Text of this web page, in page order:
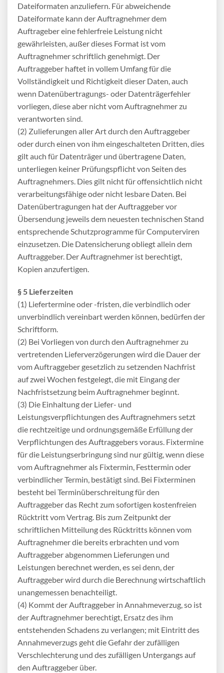
Dateiformaten anzuliefern. Für abweichende
Dateiformate kann der Auftragnehmer dem
Auftrageber eine fehlerfreie Leistung nicht
gewährleisten, außer dieses Format ist vom
Auftragnehmer schriftlich genehmigt. Der
Auftraggeber haftet in vollem Umfang für die
Vollständigkeit und Richtigkeit dieser Daten, auch
wenn Datenübertragungs- oder Datenträgerfehler
vorliegen, diese aber nicht vom Auftragnehmer zu
verantworten sind.
(2) Zulieferungen aller Art durch den Auftraggeber
oder durch einen von ihm eingeschalteten Dritten, dies
gilt auch für Datenträger und übertragene Daten,
unterliegen keiner Prüfungspflicht von Seiten des
Auftragnehmers. Dies gilt nicht für offensichtlich nicht
verarbeitungsfähige oder nicht lesbare Daten. Bei
Datenübertragungen hat der Auftraggeber vor
Übersendung jeweils dem neuesten technischen Stand
entsprechende Schutzprogramme für Computerviren
einzusetzen. Die Datensicherung obliegt allein dem
Auftraggeber. Der Auftragnehmer ist berechtigt,
Kopien anzufertigen.
§ 5 Lieferzeiten
(1) Liefertermine oder -fristen, die verbindlich oder
unverbindlich vereinbart werden können, bedürfen der
Schriftform.
(2) Bei Vorliegen von durch den Auftragnehmer zu
vertretenden Lieferverzögerungen wird die Dauer der
vom Auftraggeber gesetzlich zu setzenden Nachfrist
auf zwei Wochen festgelegt, die mit Eingang der
Nachfristsetzung beim Auftragnehmer beginnt.
(3) Die Einhaltung der Liefer- und
Leistungsverpflichtungen des Auftragnehmers setzt
die rechtzeitige und ordnungsgemäße Erfüllung der
Verpflichtungen des Auftraggebers voraus. Fixtermine
für die Leistungserbringung sind nur gültig, wenn diese
vom Auftragnehmer als Fixtermin, Festtermin oder
verbindlicher Termin, bestätigt sind. Bei Fixterminen
besteht bei Terminüberschreitung für den
Auftraggeber das Recht zum sofortigen kostenfreien
Rücktritt vom Vertrag. Bis zum Zeitpunkt der
schriftlichen Mitteilung des Rücktritts können vom
Auftragnehmer die bereits erbrachten und vom
Auftraggeber abgenommen Lieferungen und
Leistungen berechnet werden, es sei denn, der
Auftraggeber wird durch die Berechnung wirtschaftlich
unangemessen benachteiligt.
(4) Kommt der Auftraggeber in Annahmeverzug, so ist
der Auftragnehmer berechtigt, Ersatz des ihm
entstehenden Schadens zu verlangen; mit Eintritt des
Annahmeverzugs geht die Gefahr der zufälligen
Verschlechterung und des zufälligen Untergangs auf
den Auftraggeber über.